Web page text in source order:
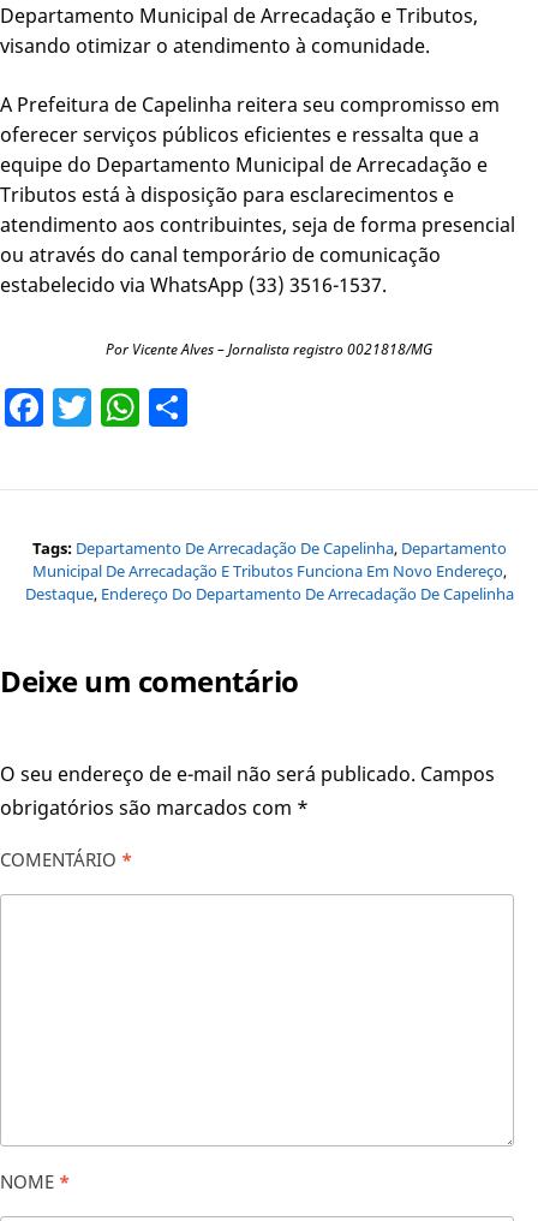
Departamento Municipal de Arrecadação e Tributos,
visando otimizar o atendimento à comunidade.
A Prefeitura de Capelinha reitera seu compromisso em
oferecer serviços públicos eficientes e ressalta que a
equipe do Departamento Municipal de Arrecadação e
Tributos está à disposição para esclarecimentos e
atendimento aos contribuintes, seja de forma presencial
ou através do canal temporário de comunicação
estabelecido via WhatsApp (33) 3516-1537.
Por Vicente Alves – Jornalista registro 0021818/MG
Facebook
TwitterWhatsApp
Tags: Departamento De Arrecadação De Capelinha, Departamento
Municipal De Arrecadação E Tributos Funciona Em Novo Endereço,
Destaque, Endereço Do Departamento De Arrecadação De Capelinha
Deixe um comentário
O seu endereço de e-mail não será publicado. Campos
obrigatórios são marcados com *
COMENTÁRIO *
NOME *